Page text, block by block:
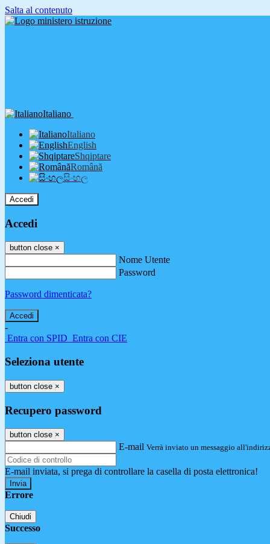
Salta al contenuto
Italiano
Italiano
English
Shqiptare
Română
සිංහල
Accedi
Accedi
button close ×
Nome Utente
Password
Password dimenticata?
-
Entra con SPID Entra con CIE
Seleziona utente
button close ×
Recupero password
button close ×
E-mail Verrà inviato un messaggio
E-mail inviata, si prega di controllare la casella di posta elettronica!
Errore
Chiudi
Successo